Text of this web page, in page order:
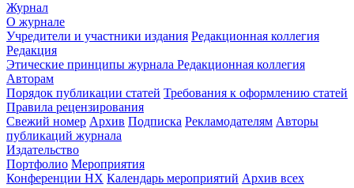
Журнал
О журнале
Учредители и участники издания Редакционная коллегия
Редакция
Этические принципы журнала Редакционная коллегия
Авторам
Порядок публикации статей Требования к оформлению статей
Правила рецензирования
Свежий номер Архив Подписка Рекламодателям Авторы
публикаций журнала
Издательство
Портфолио Мероприятия
Конференции НХ Календарь мероприятий Архив всех